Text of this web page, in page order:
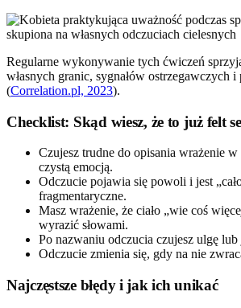
Regularne wykonywanie tych ćwiczeń
własnych granic, sygnałów ostrzegawczych i
(Correlation.pl, 2023).
Checklist: Skąd wiesz, że to już felt
Czujesz trudne do opisania wrażenie
czystą emocją.
Odczucie pojawia się powoli i jest
fragmentaryczne.
Masz wrażenie, że ciało „wie coś
wyrazić słowami.
Po nazwaniu odczucia czujesz ulgę lub
Odczucie zmienia się, gdy na nie
Najczęstsze błędy i jak ich unikać